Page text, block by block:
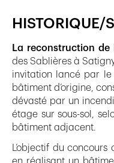
HISTORIQUE/
La reconstruction
des Sablières à
invitation lancé par le
bâtiment d’origine,
dévasté par un
étage sur sous-sol,
bâtiment adjacent.
L’objectif du
en réalisant un